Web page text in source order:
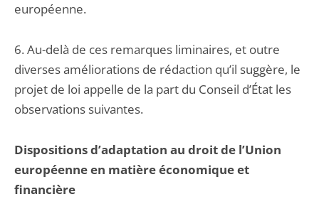
européenne.
6. Au-delà de ces remarques liminaires, et outre
diverses améliorations de rédaction qu’il suggère, le
projet de loi appelle de la part du Conseil d’État les
observations suivantes.
Dispositions d’adaptation au droit de l’Union
européenne en matière économique et
financière